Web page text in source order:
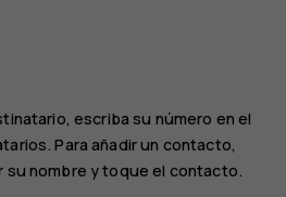
escriba su número en el
Para añadir un contacto,
su nombre y toque el contacto.